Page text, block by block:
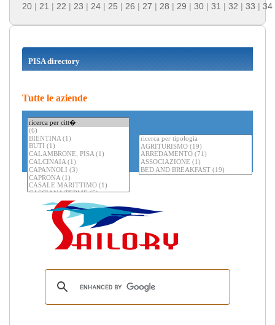
20 | 21 | 22 | 23 | 24 | 25 | 26 | 27 | 28 | 29 | 30 | 31 | 32 | 33 | 34
PISA directory
Tutte le aziende